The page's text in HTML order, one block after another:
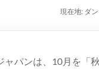
現在地: ダ
パンは、10月を「